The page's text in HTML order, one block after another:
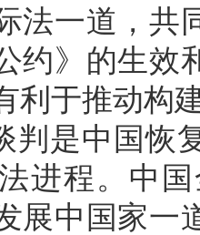
法一道，共
约》的生效
利于推动构
判是中国
进程。中
展中国家一